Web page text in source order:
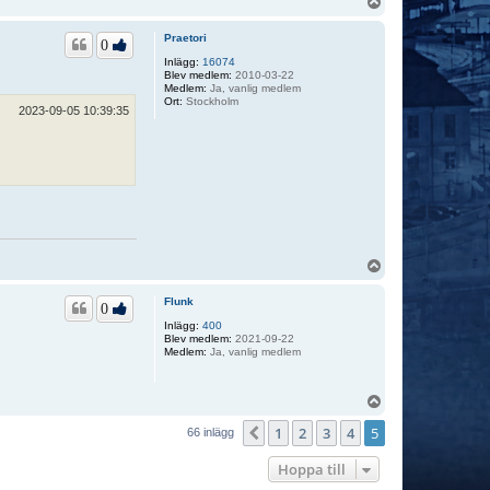
t
a
b
a
Praetori
Inlägg: 16074
Blev medlem: 2010-03-22
Medlem: Ja, vanlig medlem
Ort: Stockholm
0
2023-09-05 10:39:35
Flunk
Inlägg: 400
Blev medlem: 2021-09-22
Medlem: Ja, vanlig medlem
0
66 inlägg Föregående
1 2 3 4 5
Hoppa till